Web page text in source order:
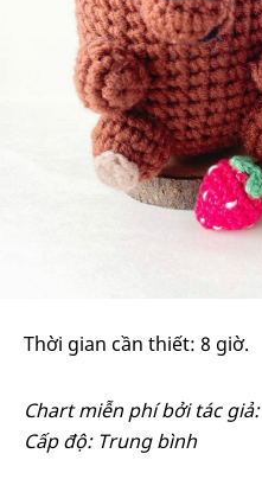
Thời gian cần thiết: 8 giờ.
Chart miễn phí bởi tác giả:
Cấp độ: Trung bình